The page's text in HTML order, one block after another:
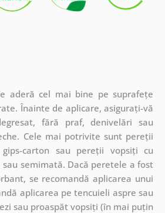
aderă cel mai bine pe suprafețe
Înainte de aplicare, asigurați-vă
fără praf, denivelări sau
Cele mai potrivite sunt pereții
carton sau pereții vopsiți cu
semimată. Dacă peretele a fost
se recomandă aplicarea unui
aplicarea pe tencuieli aspre sau
sau proaspăt vopsiți (în mai puțin